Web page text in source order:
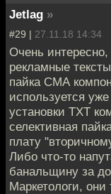
Jetlag »
#29 | 27.11.18 14:34
Очень
рекламные
пайка СМА
используется
установки ТХТ
селективная
плату
Либо что-то
банальщину за
Маркетологи, они